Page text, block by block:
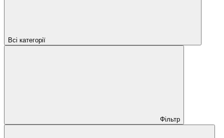
Всі категорії
Фільтр